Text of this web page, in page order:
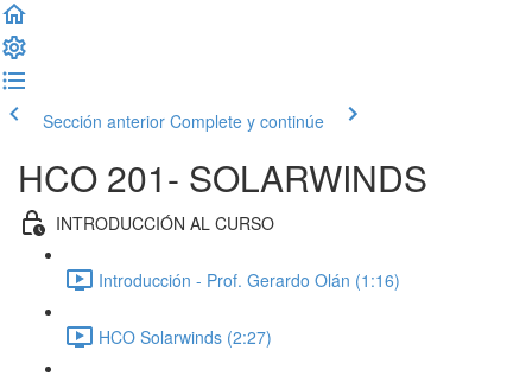
Sección anterior Complete y continúe
HCO 201- SOLARWINDS
INTRODUCCIÓN AL CURSO
Introducción - Prof. Gerardo Olán (1:16)
HCO Solarwinds (2:27)